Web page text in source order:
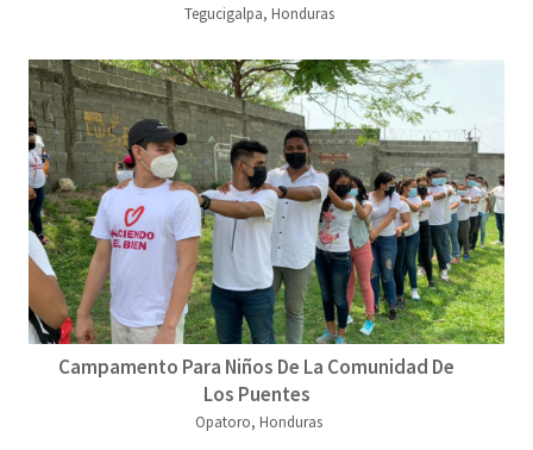
Tegucigalpa, Honduras
Campamento Para Niños De La Comunidad De
Los Puentes
Opatoro, Honduras